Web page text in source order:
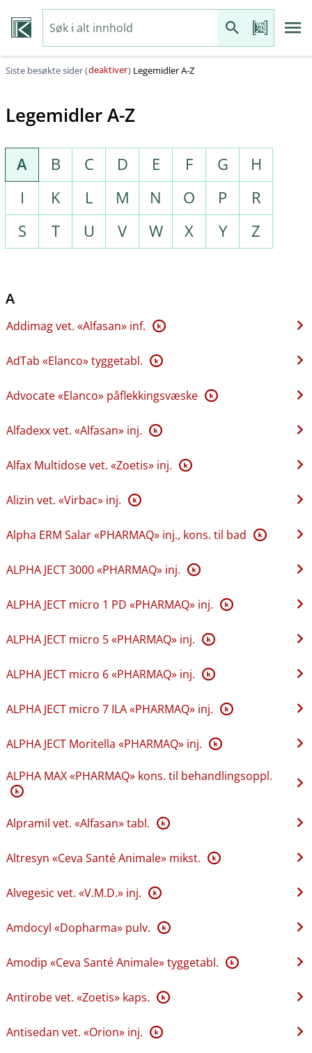
Siste besøkte sider (deaktiver) Legemidler A-Z
Legemidler A-Z
A B C D E F G
H
I
K L M N O P
R
S
T U V W X Y Z
A
Addimag vet. «Alfasan» inf. K
AdTab «Elanco» tyggetabl. K
Advocate «Elanco» påflekkingsvæske K
Alfadexx vet. «Alfasan» inj. K
Alfax Multidose vet. «Zoetis» inj. K
Alizin vet. «Virbac» inj. K
Alpha ERM Salar «PHARMAQ» inj., kons. til bad K
ALPHA JECT 3000 «PHARMAQ» inj. K
ALPHA JECT micro 1 PD «PHARMAQ» inj. K
ALPHA JECT micro 5 «PHARMAQ» inj. K
ALPHA JECT micro 6 «PHARMAQ» inj. K
ALPHA JECT micro 7 ILA «PHARMAQ» inj. K
ALPHA JECT Moritella «PHARMAQ» inj. K
ALPHA MAX «PHARMAQ» kons. til behandlingsoppl.
K
Alpramil vet. «Alfasan» tabl. K
Altresyn «Ceva Santé Animale» mikst. K
Alvegesic vet. «V.M.D.» inj. K
Amdocyl «Dopharma» pulv. K
Amodip «Ceva Santé Animale» tyggetabl. K
Antirobe vet. «Zoetis» kaps. K
Antisedan vet. «Orion» inj. K